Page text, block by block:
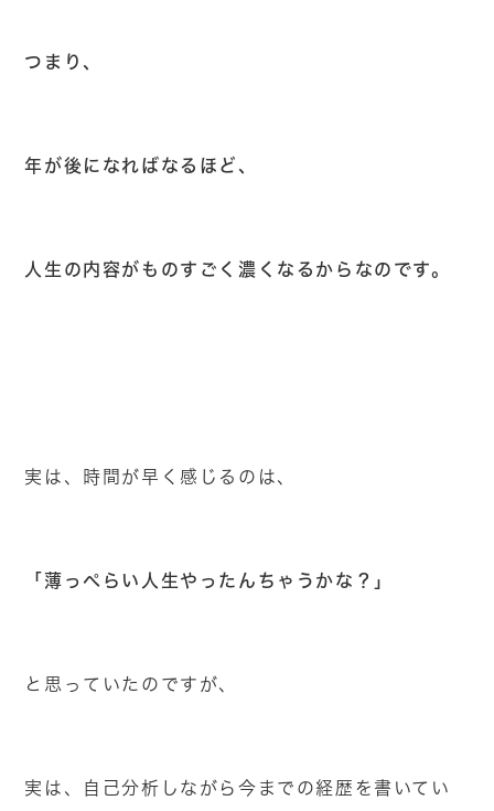
つまり、
年が後になればなるほど、
人生の内容がものすごく濃くなるからなのです。
実は、時間が早く感じるのは、
「薄っぺらい人生やったんちゃうかな？」
と思っていたのですが、
実は、自己分析しながら今までの経歴を書いてい